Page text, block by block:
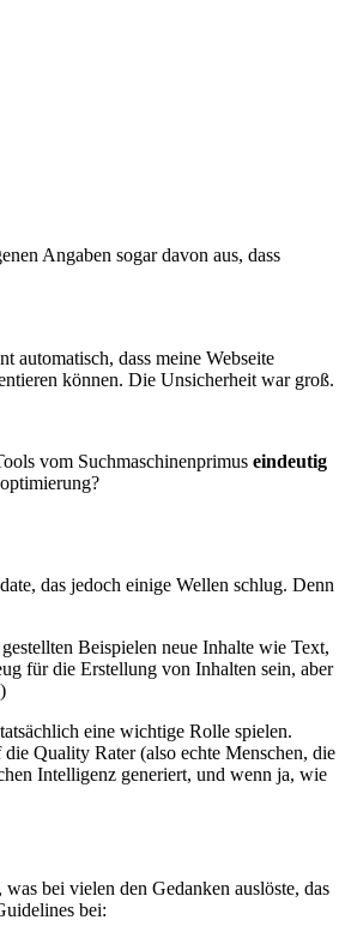
Angaben sogar davon aus, dass
automatisch, dass meine Webseite
können. Die Unsicherheit war groß.
vom Suchmaschinenprimus eindeutig
das jedoch einige Wellen schlug. Denn
Beispielen neue Inhalte wie Text,
für die Erstellung von Inhalten sein, aber
eine wichtige Rolle spielen.
Quality Rater (also echte Menschen, die
Intelligenz generiert, und wenn ja, wie
bei vielen den Gedanken auslöste, das
bei: